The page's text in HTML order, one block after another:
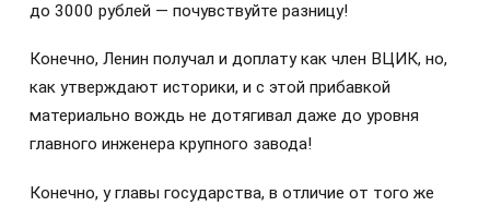
до 3000 рублей — почувствуйте разницу!
Конечно, Ленин получал и доплату как член ВЦИК, но,
как утверждают историки, и с этой прибавкой
материально вождь не дотягивал даже до уровня
главного инженера крупного завода!
Конечно, у главы государства, в отличие от того же